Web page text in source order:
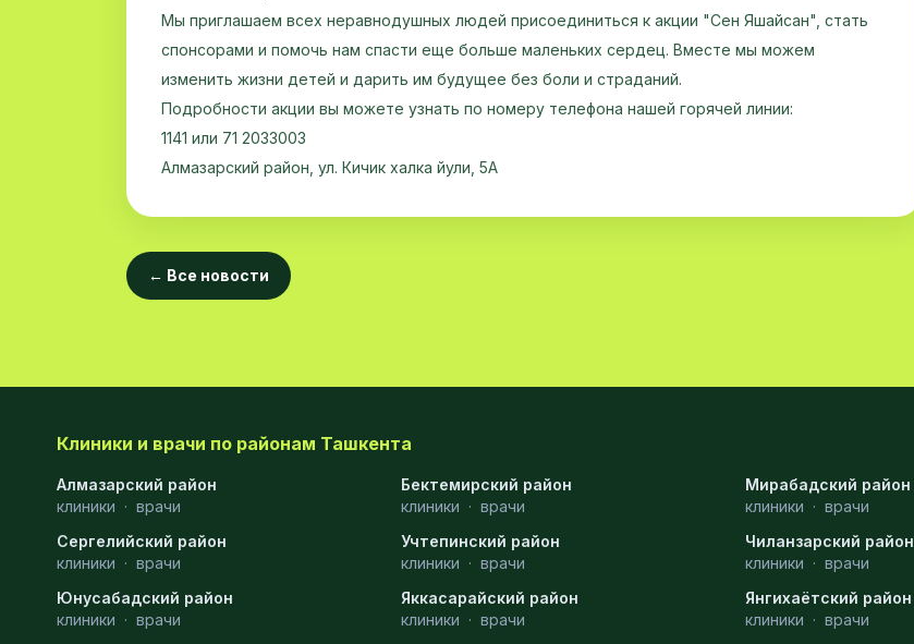
Мы приглашаем всех неравнодушных людей присоединиться к акции "Сен Яшайсан", стать
спонсорами и помочь нам спасти еще больше маленьких сердец. Вместе мы можем
изменить жизни детей и дарить им будущее без боли и страданий.
Подробности акции вы можете узнать по номеру телефона нашей горячей линии:
1141 или 71 2033003
Алмазарский район, ул. Кичик халка йули, 5А
← Все новости
Клиники и врачи по районам Ташкента
Алмазарский район
клиники · врачи
Бектемирский район
клиники · врачи
Мирабадский район
клиники · врачи
Сергелийский район
клиники · врачи
Учтепинский район
клиники · врачи
Чиланзарский район
клиники · врачи
Юнусабадский район
клиники · врачи
Яккасарайский район
клиники · врачи
Янгихаётский район
клиники · врачи